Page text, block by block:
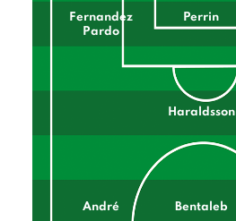
Fernandez
Pardo
Perrin
Haraldsson
André Bentaleb